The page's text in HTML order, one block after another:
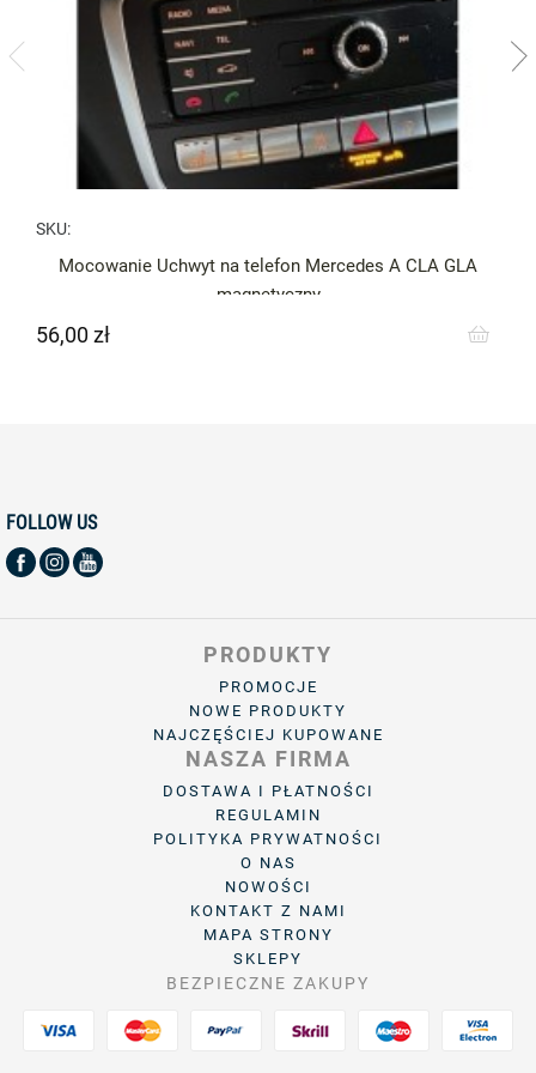
SKU:
Mocowanie Uchwyt na telefon Mercedes A CLA GLA
magnetyczny
Cena
56,00 zł
FOLLOW US
PRODUKTY
PROMOCJE
NOWE PRODUKTY
NAJCZĘŚCIEJ KUPOWANE
NASZA FIRMA
DOSTAWA I PŁATNOŚCI
REGULAMIN
POLITYKA PRYWATNOŚCI
O NAS
NOWOŚCI
KONTAKT Z NAMI
MAPA STRONY
SKLEPY
BEZPIECZNE ZAKUPY